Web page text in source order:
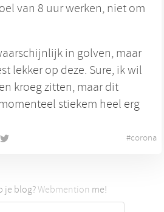
van 8 uur werken, niet om
in golven, maar
lekker op deze. Sure, ik wil
kroeg zitten, maar dit
stiekem heel erg
#corona
je blog?Webmention me!